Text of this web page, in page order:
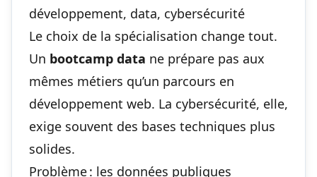
développement, data, cybersécurité
Le choix de la spécialisation change tout.
Un bootcamp data ne prépare pas aux
mêmes métiers qu’un parcours en
développement web. La cybersécurité, elle,
exige souvent des bases techniques plus
solides.
Problème : les données publiques